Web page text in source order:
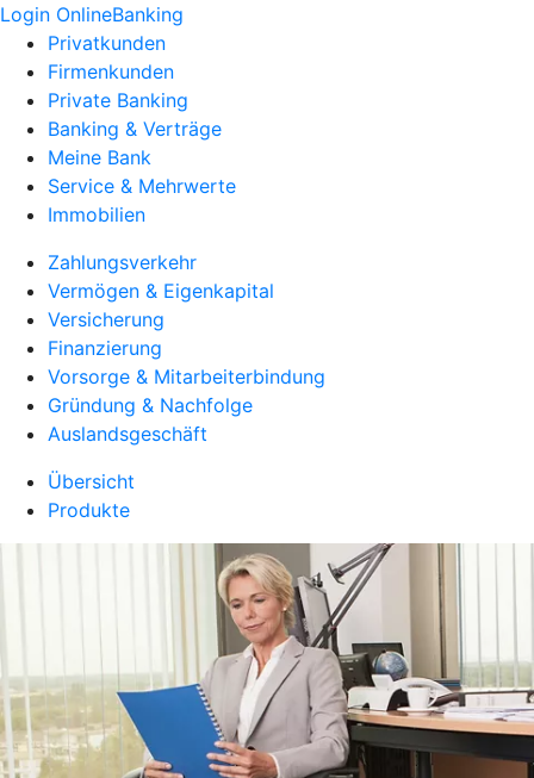
Login OnlineBanking
Privatkunden
Firmenkunden
Private Banking
Banking & Verträge
Meine Bank
Service & Mehrwerte
Immobilien
Zahlungsverkehr
Vermögen & Eigenkapital
Versicherung
Finanzierung
Vorsorge & Mitarbeiterbindung
Gründung & Nachfolge
Auslandsgeschäft
Übersicht
Produkte